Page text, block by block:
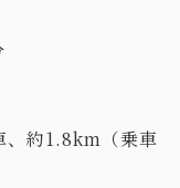
、約1.8km（乗車